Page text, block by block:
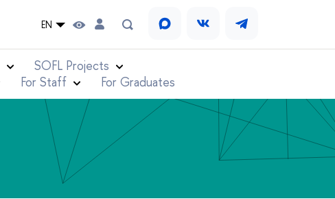
EN
SOFL Projects
For Staff For Graduates